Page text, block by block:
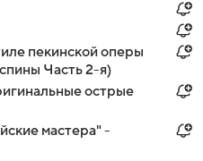
пекинской оперы
Часть 2-я)
острые
мастера" -